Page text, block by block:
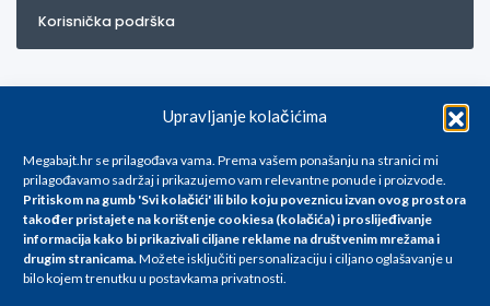
Upravljanje kolačićima
Megabajt.hr se prilagođava vama. Prema vašem ponašanju na stranici mi
prilagođavamo sadržaj i prikazujemo vam relevantne ponude i proizvode.
Pritiskom na gumb 'Svi kolačići' ili bilo koju poveznicu izvan ovog prostora
također pristajete na korištenje cookiesa (kolačića) i proslijeđivanje
informacija kako bi prikazivali ciljane reklame na društvenim mrežama i
drugim stranicama.Možete isključiti personalizaciju i ciljano oglašavanje u
bilo kojem trenutku u postavkama privatnosti.
Korisnička podrška
Za artikle kojih trenutno nema u ponudi obratite nam se na
info@megabajt.hr. Sve cijene su informativnog karaktera i podložne su
promjenama, a
iskazane su za avansno plaćanje(gotovina) u Eurima i uključuju PDV. Sve